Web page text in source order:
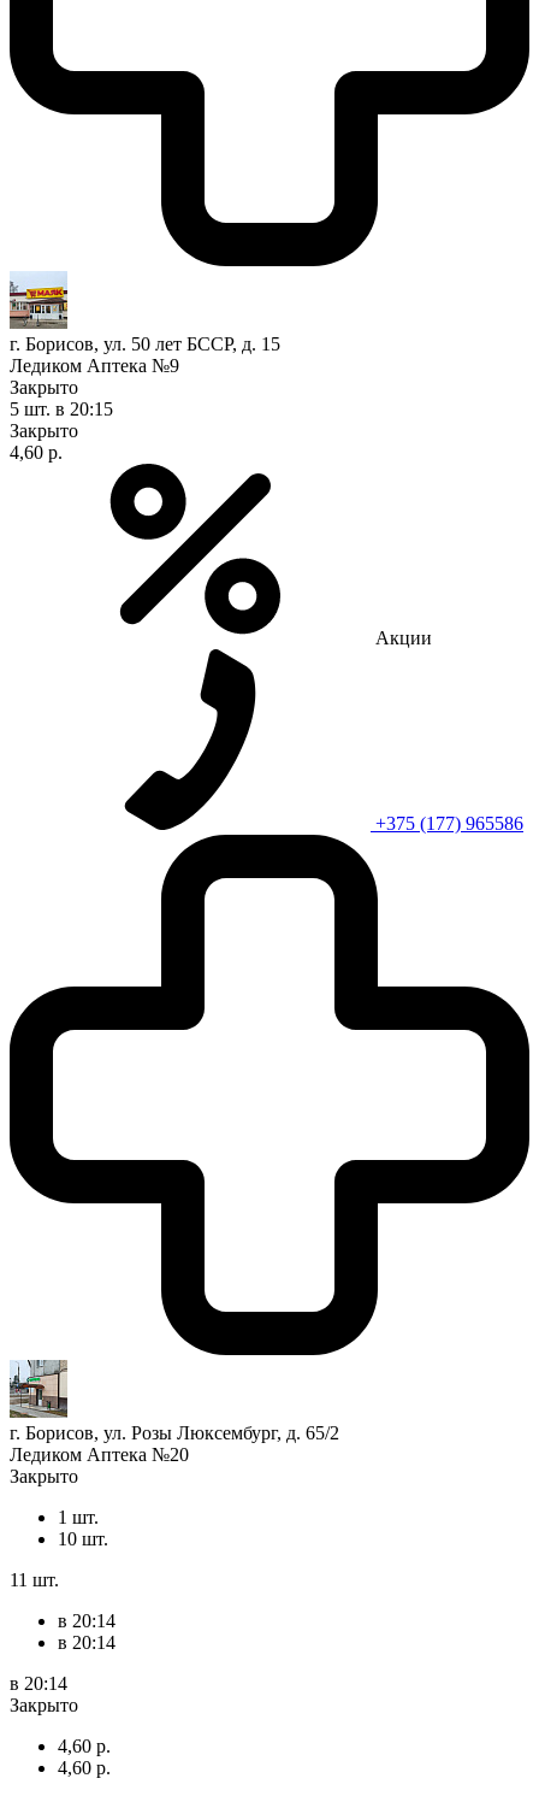
г. Борисов, ул. 50 лет БССР, д. 15
Ледиком Аптека №9
Закрыто
5 шт. в 20:15
Закрыто
4,60 р.
Акции
+375 (177) 965586
г. Борисов, ул. Розы Люксембург, д. 65/2
Ледиком Аптека №20
Закрыто
1 шт.
10 шт.
11 шт.
в 20:14
в 20:14
в 20:14
Закрыто
4,60 р.
4,60 р.